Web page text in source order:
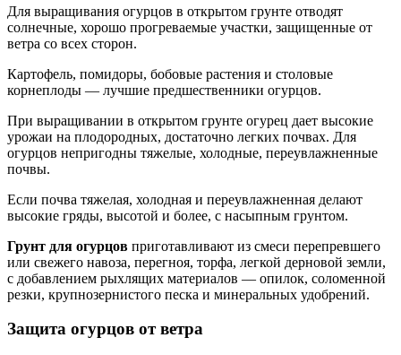
Для выращивания огурцов в открытом грунте отводят
солнечные, хорошо прогреваемые участки, защищенные от
ветра со всех сторон.
Картофель, помидоры, бобовые растения и столовые
корнеплоды — лучшие предшественники огурцов.
При выращивании в открытом грунте огурец дает высокие
урожаи на плодородных, достаточно легких почвах. Для
огурцов непригодны тяжелые, холодные, переувлажненные
почвы.
Если почва тяжелая, холодная и переувлажненная делают
высокие гряды, высотой и более, с насыпным грунтом.
Грунт для огурцов приготавливают из смеси перепревшего
или свежего навоза, перегноя, торфа, легкой дерновой земли,
с добавлением рыхлящих материалов — опилок, соломенной
резки, крупнозернистого песка и минеральных удобрений.
Защита огурцов от ветра